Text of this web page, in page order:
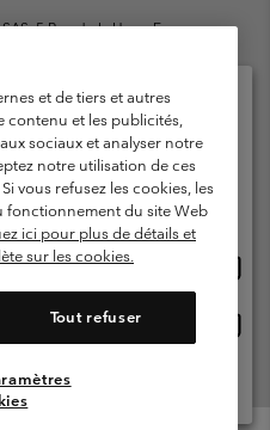
5 Rue de la Haye, Espace
par l'utilisateur
Impressum
et de tiers et autres
et les publicités,
sociaux et analyser notre
notre utilisation de ces
vous refusez les cookies, les
fonctionnement du site Web
ici pour plus de détails et
sur les cookies.
Tout refuser
pays d’expédition et
langue
disponibles
ligne
Pays